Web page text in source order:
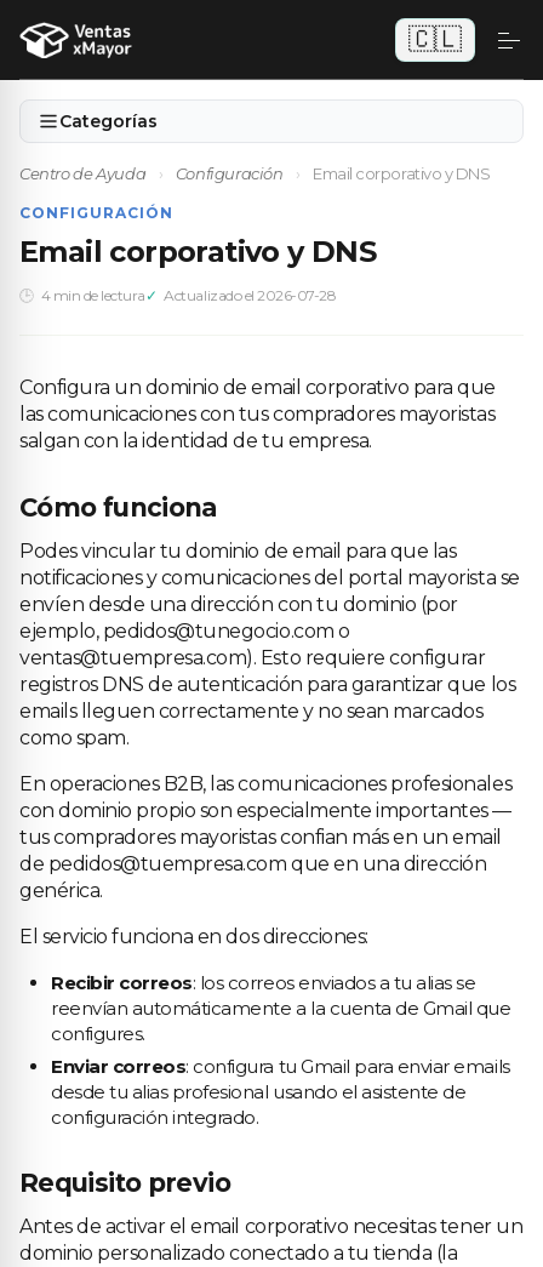
🇨🇱
Categorías
Centro de Ayuda › Configuración › Email corporativo y DNS
CONFIGURACIÓN
Email corporativo y DNS
4 min de lectura Actualizado el 2026-07-28
Configura un dominio de email corporativo para que
las comunicaciones con tus compradores mayoristas
salgan con la identidad de tu empresa.
Cómo funciona
Podes vincular tu dominio de email para que las
notificaciones y comunicaciones del portal mayorista se
envíen desde una dirección con tu dominio (por
ejemplo, pedidos@tunegocio.com o
ventas@tuempresa.com). Esto requiere configurar
registros DNS de autenticación para garantizar que los
emails lleguen correctamente y no sean marcados
como spam.
En operaciones B2B, las comunicaciones profesionales
con dominio propio son especialmente importantes —
tus compradores mayoristas confian más en un email
de pedidos@tuempresa.com que en una dirección
genérica.
El servicio funciona en dos direcciones:
Recibir correos: los correos enviados a tu alias se
reenvían automáticamente a la cuenta de Gmail que
configures.
Enviar correos: configura tu Gmail para enviar emails
desde tu alias profesional usando el asistente de
configuración integrado.
Requisito previo
Antes de activar el email corporativo necesitas tener un
dominio personalizado conectado a tu tienda (la